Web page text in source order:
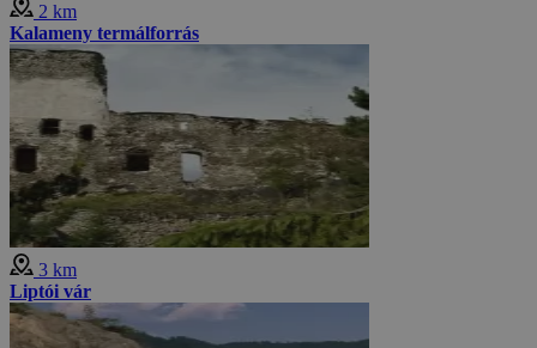
2 km
Kalameny termálforrás
3 km
Liptói vár